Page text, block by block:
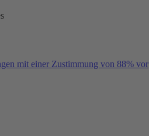
mit einer Zustimmung von 88% vor